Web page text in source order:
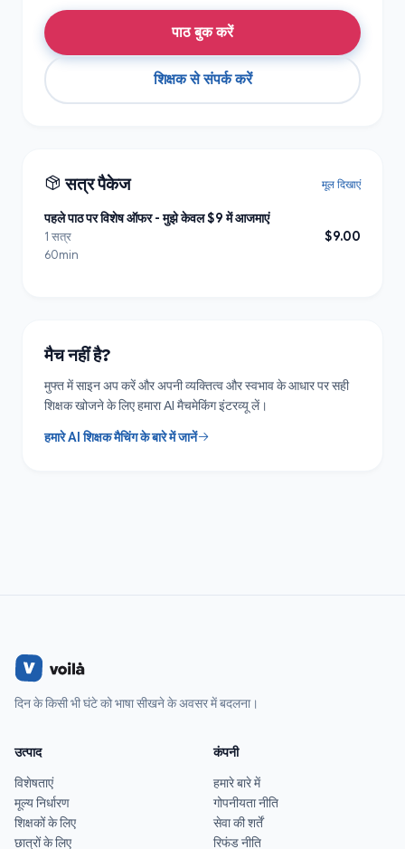
पाठ बुक करें
शिक्षक से संपर्क करें
सत्र पैकेज मूल दिखाएं
पहले पाठ पर विशेष ऑफर - मुझे केवल $9 में आजमाएं
1 सत्र
60min
$9.00
मैच नहीं है?
मुफ्त में साइन अप करें और अपनी व्यक्तित्व और स्वभाव के आधार पर सही
शिक्षक खोजने के लिए हमारा AI मैचमेकिंग इंटरव्यू लें।
हमारे AI शिक्षक मैचिंग के बारे में जानें
दिन के किसी भी घंटे को भाषा सीखने के अवसर में बदलना।
उत्पाद
विशेषताएं
मूल्य निर्धारण
शिक्षकों के लिए
छात्रों के लिए
कंपनी
हमारे बारे में
गोपनीयता नीति
सेवा की शर्तें
रिफंड नीति